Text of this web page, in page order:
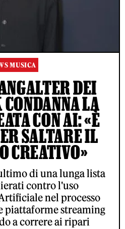
MUSICA
DEI
LA
CON AI: «È
SALTARE IL
CREATIVO»
di una lunga lista
contro l'uso
nel processo
piattaforme streaming
a correre ai ripari